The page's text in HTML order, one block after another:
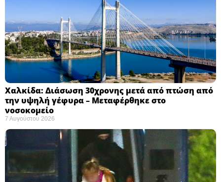
Χαλκίδα: Διάσωση 30χρονης μετά από πτώση από
την υψηλή γέφυρα – Μεταφέρθηκε στο
νοσοκομείο ​
7 Αυγούστου 2026